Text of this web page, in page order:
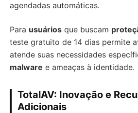
agendadas automáticas.
Para usuários que buscam
teste gratuito de 14 dias permite
atende suas necessidades
malware e ameaças à identidade.
TotalAV: Inovação e
Adicionais